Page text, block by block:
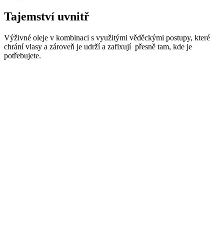
Tajemství uvnitř
Výživné oleje v kombinaci s využitými věděckými postupy, které
chrání vlasy a zároveň je udrží a zafixují přesně tam, kde je
potřebujete.